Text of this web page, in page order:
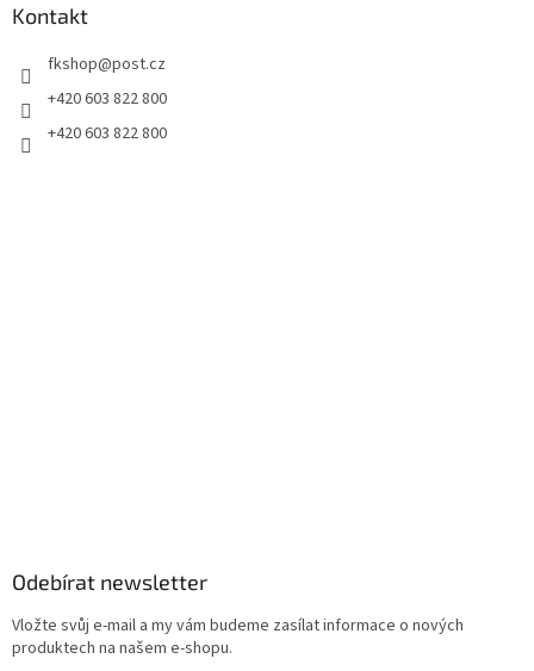
Kontakt
fkshop@post.cz
+420 603 822 800
+420 603 822 800
Odebírat newsletter
Vložte svůj e-mail a my vám budeme zasílat informace o nových
produktech na našem e-shopu.